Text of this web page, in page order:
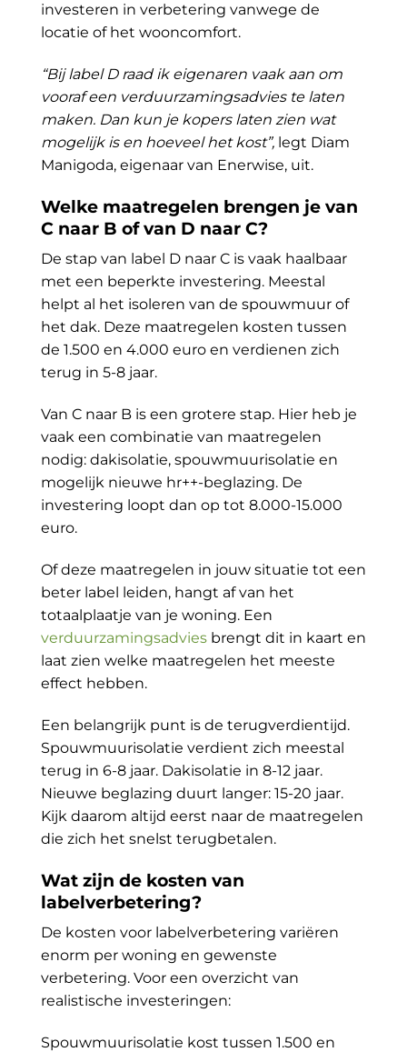
investeren in verbetering vanwege de
locatie of het wooncomfort.
“Bij label D raad ik eigenaren vaak aan om
vooraf een verduurzamingsadvies te laten
maken. Dan kun je kopers laten zien wat
mogelijk is en hoeveel het kost”, legt Diam
Manigoda, eigenaar van Enerwise, uit.
Welke maatregelen brengen je van
C naar B of van D naar C?
De stap van label D naar C is vaak haalbaar
met een beperkte investering. Meestal
helpt al het isoleren van de spouwmuur of
het dak. Deze maatregelen kosten tussen
de 1.500 en 4.000 euro en verdienen zich
terug in 5-8 jaar.
Van C naar B is een grotere stap. Hier heb je
vaak een combinatie van maatregelen
nodig: dakisolatie, spouwmuurisolatie en
mogelijk nieuwe hr++-beglazing. De
investering loopt dan op tot 8.000-15.000
euro.
Of deze maatregelen in jouw situatie tot een
beter label leiden, hangt af van het
totaalplaatje van je woning. Een
verduurzamingsadvies brengt dit in kaart en
laat zien welke maatregelen het meeste
effect hebben.
Een belangrijk punt is de terugverdientijd.
Spouwmuurisolatie verdient zich meestal
terug in 6-8 jaar. Dakisolatie in 8-12 jaar.
Nieuwe beglazing duurt langer: 15-20 jaar.
Kijk daarom altijd eerst naar de maatregelen
die zich het snelst terugbetalen.
Wat zijn de kosten van
labelverbetering?
De kosten voor labelverbetering variëren
enorm per woning en gewenste
verbetering. Voor een overzicht van
realistische investeringen:
Spouwmuurisolatie kost tussen 1.500 en